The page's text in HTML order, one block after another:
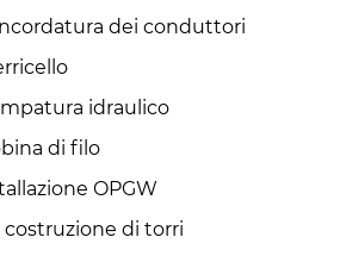
dei conduttori
idraulico
di filo
OPGW
di torri